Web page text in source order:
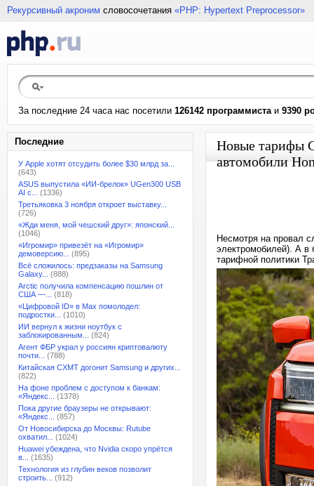
Рекурсивный акроним словосочетания «PHP: Hypertext Preprocessor»
За последние 24 часа нас посетили 126142 программистаи 9390
Последние
У Apple хотят отсудить более $30 млрд за...
(643)
ASUS выпустила «ИИ-брелок» UGen300 USB
AI с...
(1336)
Третьяковка 3 ноября откроет выставку...
(726)
«Жди меня, мой чешский друг»: японский...
(1046)
«Игромир» привезёт на «Игромир»
демоверсию...
(895)
Всё сложилось: предзаказы на Samsung
Galaxy...
(888)
Arctic получила компенсацию пошлин от
США —...
(818)
«Цифровой ID» в Max помолодел:
подростки...
(1010)
ИИ вернул к жизни ноутбук с
заблокированным...
(824)
Агент ФБР украл у россиян криптовалюту
почти...
(788)
Китайская CXMT догонит Samsung и других...
(822)
На фоне проблем с доступом к банкам:
«Яндекс...
(1378)
Пока другие браузеры не открывают:
«Яндекс...
(857)
От Новосибирска до Москвы: Rutube
охватил...
(1024)
Huawei убеждена, что Nvidia скоро упрётся
в...
(1635)
Технология из глубин веков позволит
строить...
(912)
Новые тарифы
автомобили
Несмотря на провал
электромобилей). А в
тарифной политики